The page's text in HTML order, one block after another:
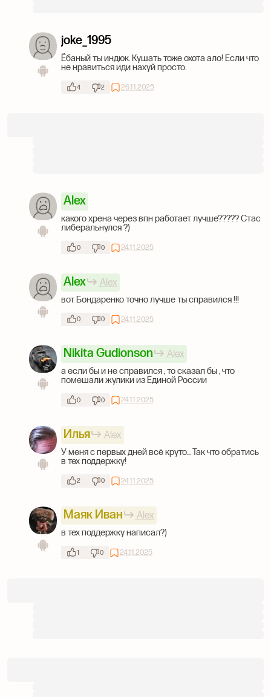
joke_1995
Ёбаный ты индюк. Кушать тоже охота ало! Если что
не нравиться иди нахуй просто.
4 2 26.11.2025
Alex
какого хрена через впн работает лучше????? Стас
либеральнулся ?)
0 0 24.11.2025
Alex
Alex
вот Бондаренко точно лучше ты справился !!!
0 0 24.11.2025
Nikita Gudionson
Alex
а если бы и не справился , то сказал бы , что
помешали жулики из Единой России
0 0 24.11.2025
Илья
Alex
У меня с первых дней всё круто... Так что обратись
в тех поддержку!
2 0 24.11.2025
Маяк Иван
Alex
в тех поддержку написал?)
1 0 24.11.2025